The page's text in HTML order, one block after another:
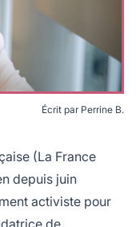
Écrit par Perrine B.
(La France
depuis juin
activiste pour
de